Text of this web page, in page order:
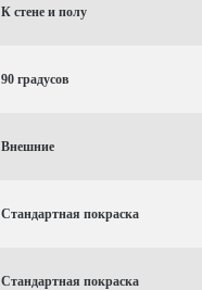
К стене и полу
90 градусов
Внешние
Стандартная покраска
Стандартная покраска